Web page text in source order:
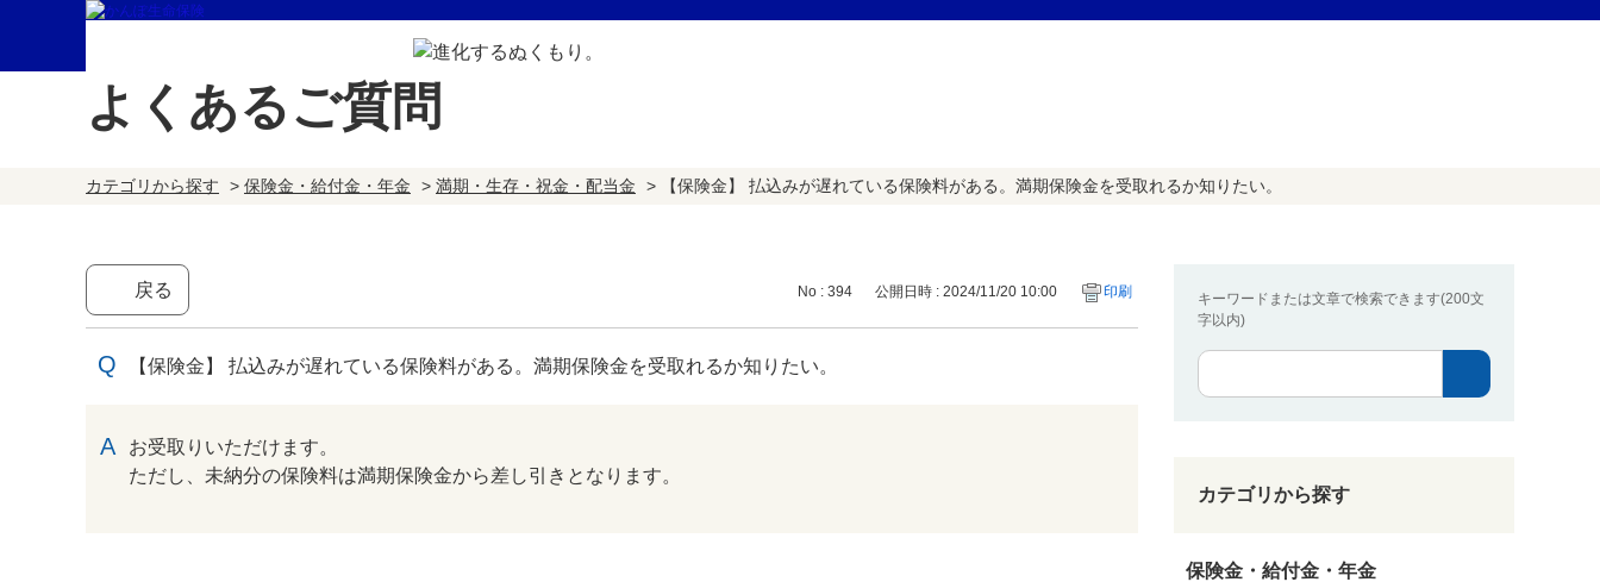
よくあるご質問
カテゴリから探す > 保険金・給付金・年金 > 満期・生存・祝金・配当金 > 【保険金】 払込みが遅れている保険料がある。満期保険金を受取れるか知りたい。
キーワードまたは文章で検索できます(200文
字以内)
カテゴリから探す
保険金・給付金・年金
戻る No : 394 公開日時 : 2024/11/20 10:00 印刷
【保険金】 払込みが遅れている保険料がある。満期保険金を受取れるか知りたい。
お受取りいただけます。
ただし、未納分の保険料は満期保険金から差し引きとなります。